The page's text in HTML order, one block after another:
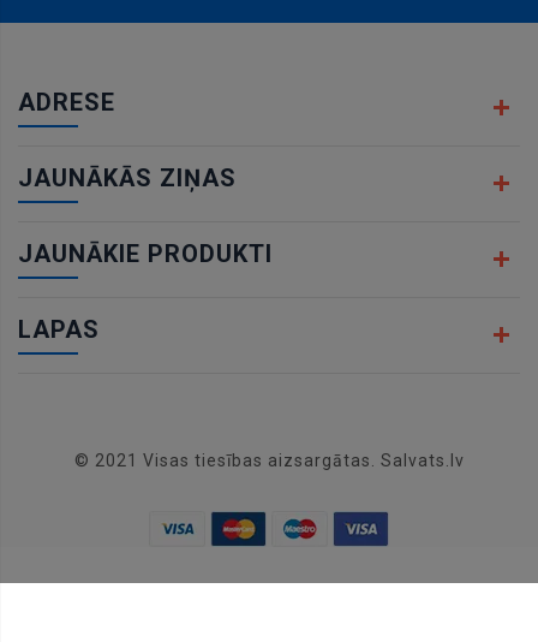
ADRESE
JAUNĀKĀS ZIŅAS
JAUNĀKIE PRODUKTI
LAPAS
© 2021 Visas tiesības aizsargātas. Salvats.lv